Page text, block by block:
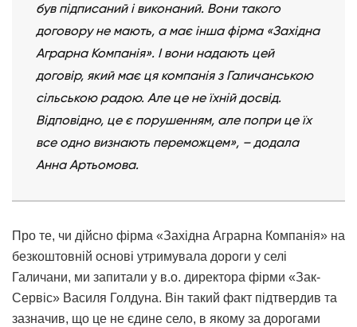
був підписаний і виконаний. Вони такого
договору не мають, а має інша фірма «Західна
Аграрна Компанія». І вони надають цей
договір, який має ця компанія з Галичанською
сільською радою. Але це не їхній досвід.
Відповідно, це є порушенням, але попри це їх
все одно визнають переможцем», – додала
Анна Артьомова.
Про те, чи дійсно фірма «Західна Аграрна Компанія» на
безкоштовній основі утримувала дороги у селі
Галичани, ми запитали у в.о. директора фірми «Зак-
Сервіс» Василя Голдуна. Він такий факт підтвердив та
зазначив, що це не єдине село, в якому за дорогами